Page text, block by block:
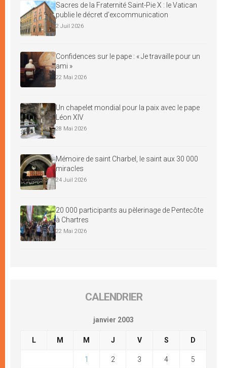
Sacres de la Fraternité Saint-Pie X : le Vatican
publie le décret d’excommunication
2 Juil 2026
Confidences sur le pape : « Je travaille pour un
ami »
22 Mai 2026
Un chapelet mondial pour la paix avec le pape
Léon XIV
28 Mai 2026
Mémoire de saint Charbel, le saint aux 30 000
miracles
24 Juil 2026
20 000 participants au pèlerinage de Pentecôte
à Chartres
22 Mai 2026
CALENDRIER
janvier 2003
L M M J V S D
1 2 3 4 5